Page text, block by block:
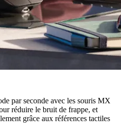
par seconde avec les souris MX
réduire le bruit de frappe, et
grâce aux références tactiles